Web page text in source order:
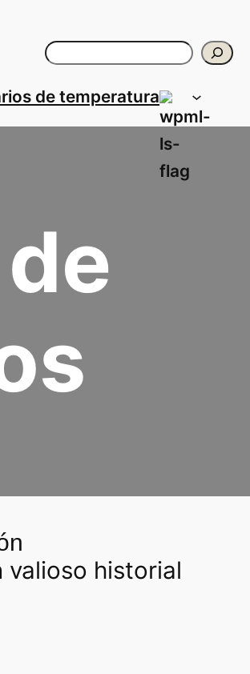
Buscar
de temperatura
historial